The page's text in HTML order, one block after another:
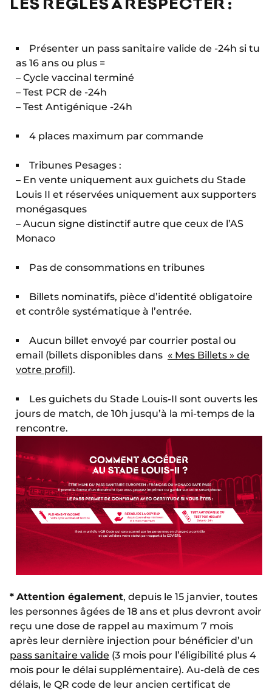
Présenter un pass sanitaire valide de -24h si tu
as 16 ans ou plus =
– Cycle vaccinal terminé
– Test PCR de -24h
– Test Antigénique -24h
4 places maximum par commande
Tribunes Pesages :
– En vente uniquement aux guichets du Stade
Louis II et réservées uniquement aux supporters
monégasques
– Aucun signe distinctif autre que ceux de l’AS
Monaco
Pas de consommations en tribunes
Billets nominatifs, pièce d’identité obligatoire
et contrôle systématique à l’entrée.
Aucun billet envoyé par courrier postal ou
email (billets disponibles dans « Mes Billets » de
votre profil).
Les guichets du Stade Louis-II sont ouverts les
jours de match, de 10h jusqu’à la mi-temps de la
rencontre.
* Attention également, depuis le 15 janvier, toutes
les personnes âgées de 18 ans et plus devront avoir
reçu une dose de rappel au maximum 7 mois
après leur dernière injection pour bénéficier d’un
pass sanitaire valide (3 mois pour l’éligibilité plus 4
mois pour le délai supplémentaire). Au-delà de ces
délais, le QR code de leur ancien certificat de